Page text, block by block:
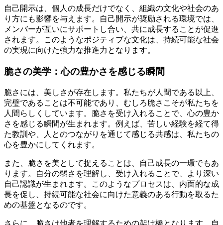
自己開示は、個人の成長だけでなく、組織の文化や社会のあ
り方にも影響を与えます。自己開示が奨励される環境では、
メンバーが互いにサポートし合い、共に成長することが促進
されます。このようなポジティブな文化は、持続可能な社会
の実現に向けた強力な推進力となります。
脆さの美学：心の豊かさを感じる瞬間
脆さには、美しさが存在します。私たちが人間である以上、
完璧であることは不可能であり、むしろ脆さこそが私たちを
人間らしくしています。脆さを受け入れることで、心の豊か
さを感じる瞬間が生まれます。例えば、苦しい経験を経て得
た教訓や、人とのつながりを通じて感じる共感は、私たちの
心を豊かにしてくれます。
また、脆さを美として捉えることは、自己成長の一環でもあ
ります。自分の弱さを理解し、受け入れることで、より深い
自己認識が生まれます。このようなプロセスは、内面的な成
長を促し、持続可能な社会に向けた意義のある行動を取るた
めの基盤となるのです。
さらに、脆さは他者を理解するための架け橋となります。自